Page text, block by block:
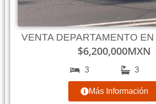
VENTA DEPARTAMENTO
$6,200,000MXN
3 3
Más Información